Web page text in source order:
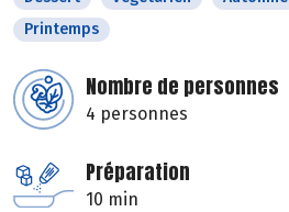
Printemps
Nombre de personnes
4 personnes
Préparation
10 min